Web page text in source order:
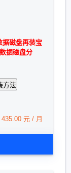
磁盘再装宝
据磁盘分
435.00 元 / 月